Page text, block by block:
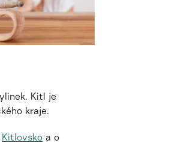
Kitl je
kraje.
Kitlovsko a o